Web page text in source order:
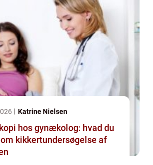
Katrine Nielsen
hos gynækolog: hvad du
kikkertundersøgelse af